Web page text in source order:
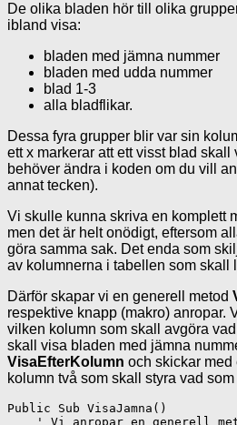
De olika bladen hör till olika
ibland visa:
bladen med jämna nummer
bladen med udda nummer
blad 1-3
alla bladflikar.
Dessa fyra grupper blir var sin
ett x markerar att ett visst blad skall
behöver ändra i koden om du vill
annat tecken).
Vi skulle kunna skriva en komplett
men det är helt onödigt, eftersom
göra samma sak. Det enda som
av kolumnerna i tabellen som skall
Därför skapar vi en generell metod
respektive knapp (makro) anropar.
vilken kolumn som skall avgöra
skall visa bladen med jämna
VisaEfterKolumn och skickar med
kolumn två som skall styra vad
Public Sub VisaJamna()
' Vi anropar en generell